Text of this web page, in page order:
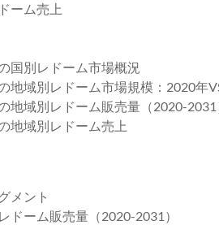
ーム売上
国別レドーム市場概況
地域別レドーム市場規模：2020年
地域別レドーム販売量（2020-2031
地域別レドーム売上
メント
ドーム販売量（2020-2031）